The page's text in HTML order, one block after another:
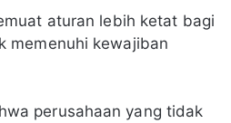
aturan lebih ketat bagi
memenuhi kewajiban
perusahaan yang tidak